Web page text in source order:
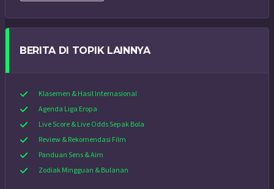
BERITA DI TOPIK LAINNYA
Klasemen & Hasil Internasional
Agenda Liga Eropa
Live Score & Live Odds Sepak Bola
Review & Rekomendasi Film
Panduan Sens & Aim
Zodiak Mingguan & Bulanan